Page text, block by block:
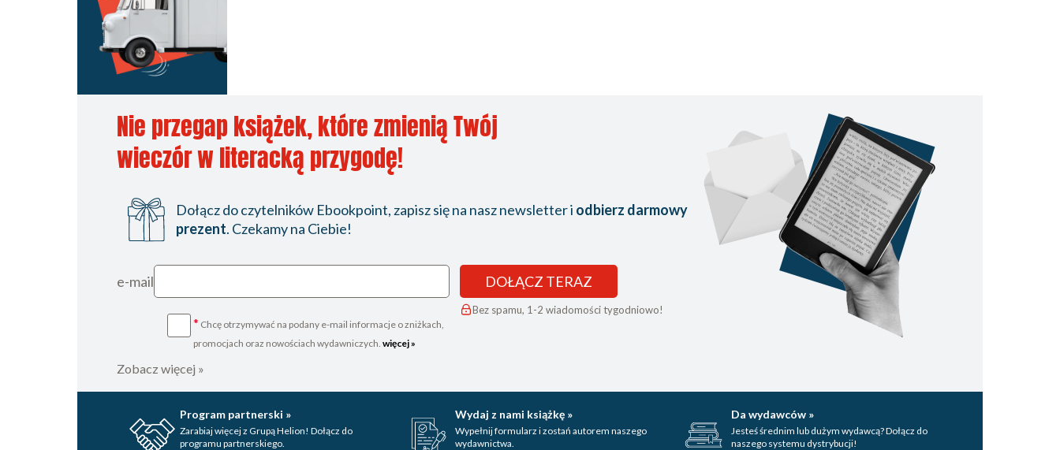
Nie przegap książek, które zmienią Twój
wieczór w literacką przygodę!
Dołącz do czytelników Ebookpoint, zapisz się na nasz newsletter i odbierz darmowy
prezent. Czekamy na Ciebie!
e-mail
* Chcę otrzymywać na podany e-mail informacje o zniżkach,
promocjach oraz nowościach wydawniczych. więcej »
DOŁĄCZ TERAZ
Bez spamu, 1-2 wiadomości tygodniowo!
Zobacz więcej »
Program partnerski »
Zarabiaj więcej z Grupą Helion! Dołącz do
programu partnerskiego.
Wydaj z nami książkę »
Wypełnij formularz i zostań autorem naszego
wydawnictwa.
Da wydawców »
Jesteś średnim lub dużym wydawcą? Dołącz do
naszego systemu dystrybucji!